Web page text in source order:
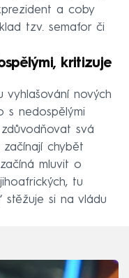
a coby
tzv. semafor či
kritizuje
vyhlašování nových
s nedospělými
svá
chybět
mluvit o
tu
stěžuje si na vládu